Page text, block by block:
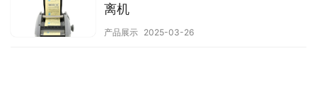
离机
产品展示 2025-03-26